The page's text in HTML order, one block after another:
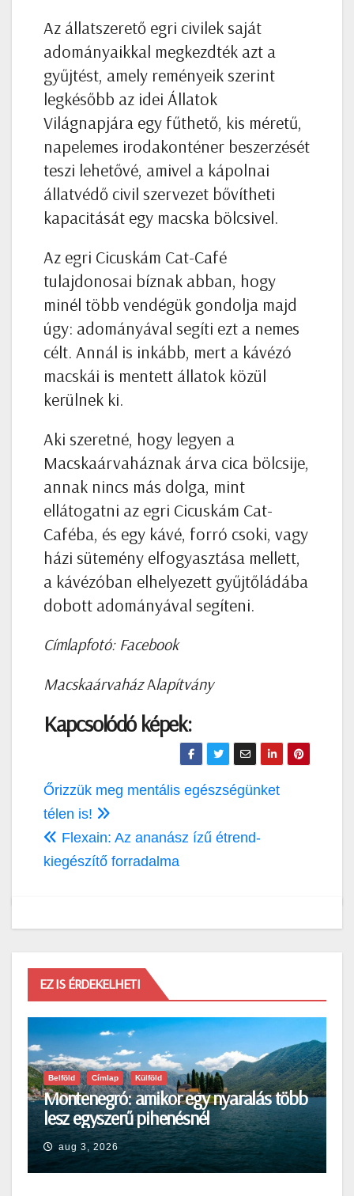
Az állatszerető egri civilek saját
adományaikkal megkezdték azt a
gyűjtést, amely reményeik szerint
legkésőbb az idei Állatok
Világnapjára egy fűthető, kis méretű,
napelemes irodakonténer beszerzését
teszi lehetővé, amivel a kápolnai
állatvédő civil szervezet bővítheti
kapacitását egy macska bölcsivel.
Az egri Cicuskám Cat-Café
tulajdonosai bíznak abban, hogy
minél több vendégük gondolja majd
úgy: adományával segíti ezt a nemes
célt. Annál is inkább, mert a kávézó
macskái is mentett állatok közül
kerülnek ki.
Aki szeretné, hogy legyen a
Macskaárvaháznak árva cica bölcsije,
annak nincs más dolga, mint
ellátogatni az egri Cicuskám Cat-
Caféba, és egy kávé, forró csoki, vagy
házi sütemény elfogyasztása mellett,
a kávézóban elhelyezett gyűjtőládába
dobott adományával segíteni.
Címlapfotó: Facebook
MacskaárvaházAlapítvány
Kapcsolódó képek:
Bejegyzés
navigáció
Őrizzük meg mentális egészségünket
télen is!
Flexain: Az ananász ízű étrend-
kiegészítő forradalma
EZ IS ÉRDEKELHETI
Belföld Címlap Külföld
Montenegró: amikor egy nyaralás több
lesz egyszerű pihenésnél
aug 3, 2026